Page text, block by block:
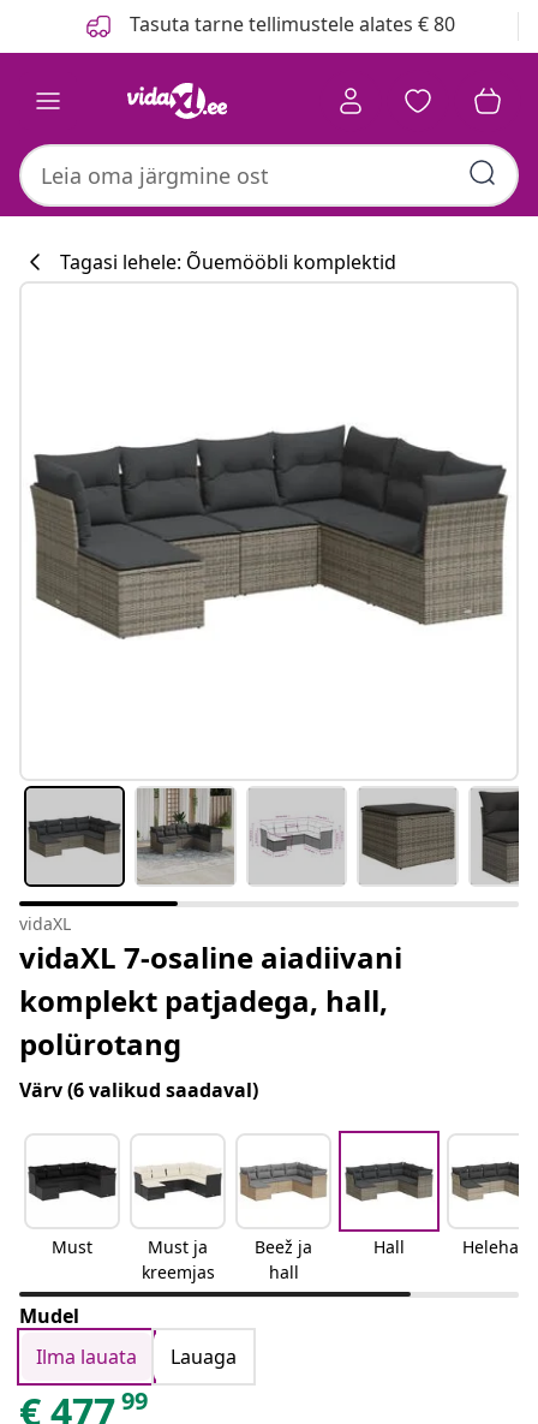
Tasuta tarne tellimustele alates € 80
#sharemevidaxl
Tagasi lehele: Õuemööbli komplektid
vidaXL
vidaXL 7-osaline aiadiivani
komplekt patjadega, hall,
polürotang
Värv(6 valikud saadaval)
Must
Must ja
kreemjas
Beež ja
hall
Hall Helehall
Mudel
Ilma lauata
Lauaga
€47799